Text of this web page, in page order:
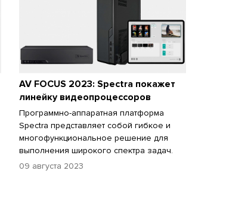
AV FOCUS 2023: Spectra покажет
линейку видеопроцессоров
Программно-аппаратная платформа
Spectra представляет собой гибкое и
многофункциональное решение для
выполнения широкого спектра задач.
09 августа 2023